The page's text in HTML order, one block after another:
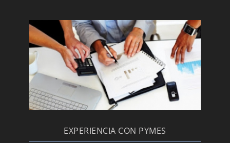
EXPERIENCIA CON PYMES